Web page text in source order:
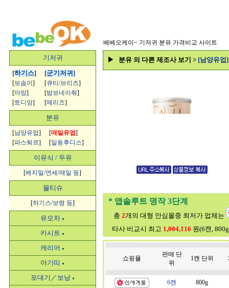
베베오케이~ 기저귀 분유 가격비교 사이트
기저귀
[하기스] [군기저귀 ]
[보솜이 ] [큐티/브리즈]
[마망] [밤보네이춰]
[토디앙] [메리즈]
분유
[남양유업] [매일유업]
[파스퇴르] [일동후디스]
이유식 / 두유
[베지밀/연세/매일 등]
물티슈
[하기스/보령 등]
유모차 ▼
카시트 ▼
캐리어 ▼
아기띠 ▼
포대기／보낭 ▼
▶ 분유 의 다른 제조사 보기 > [남양유
* 앱솔루트 명작 3단계
총 2개의 대형 안심몰중 최저가 업체는
타사 비교시 최고 1,004,116 원(6캔,
쇼핑몰
판매 단
위
1캔 단위
6캔 800g